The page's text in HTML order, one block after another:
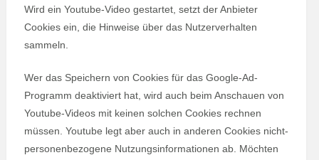
Wird ein Youtube-Video gestartet, setzt der Anbieter
Cookies ein, die Hinweise über das Nutzerverhalten
sammeln.
Wer das Speichern von Cookies für das Google-Ad-
Programm deaktiviert hat, wird auch beim Anschauen von
Youtube-Videos mit keinen solchen Cookies rechnen
müssen. Youtube legt aber auch in anderen Cookies nicht-
personenbezogene Nutzungsinformationen ab. Möchten